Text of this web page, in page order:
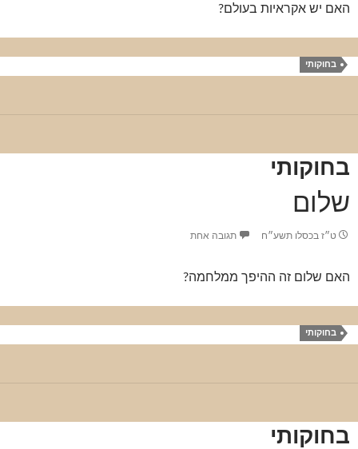
האם יש אקראיות בעולם?
בחוקותי
בחוקותי
שלום
ט״ז בכסלו תשע״ח תגובה אחת
האם שלום זה ההיפך ממלחמה?
בחוקותי
בחוקותי